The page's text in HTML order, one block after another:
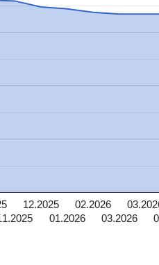
12.2025
01.2026
02.2026
03.2026